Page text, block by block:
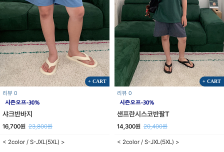
+ CART
리뷰 0
샤크반바지
16,700원 23,800원
< 2color / S-JXL(5XL) >
+ CART
리뷰 0
샌프란시스코반팔T
14,300원 20,400원
< 2color / S-JXL(5XL) >